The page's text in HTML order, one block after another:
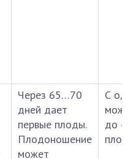
Через 65…70
дней дает
первые плоды.
Плодоношение
может
С
до